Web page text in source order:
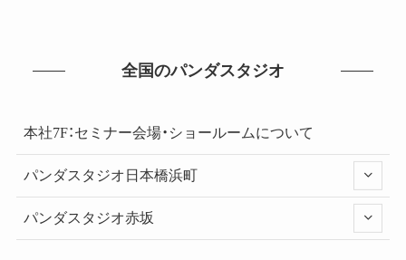
全国のパンダスタジオ
本社7F：セミナー会場・ショールームについて
パンダスタジオ日本橋浜町
パンダスタジオ赤坂